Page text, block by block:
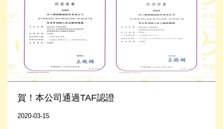
Read More
賀！本公司通過TAF認證
2020-03-15